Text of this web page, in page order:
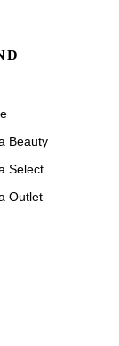
Beauty
Select
Outlet